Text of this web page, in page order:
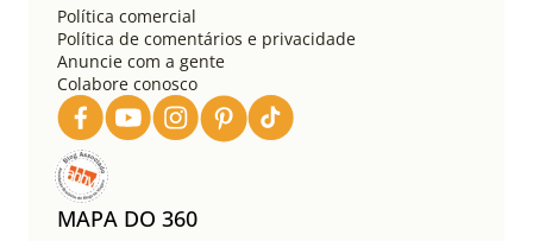
Política comercial
Política de comentários e privacidade
Anuncie com a gente
Colabore conosco
MAPA DO 360